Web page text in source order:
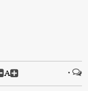
۰ A